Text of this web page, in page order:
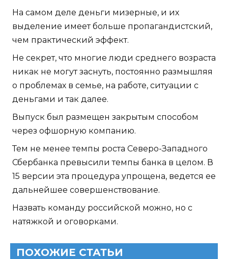
На самом деле деньги мизерные, и их
выделение имеет больше пропагандистский,
чем практический эффект.
Не секрет, что многие люди среднего возраста
никак не могут заснуть, постоянно размышляя
о проблемах в семье, на работе, ситуации с
деньгами и так далее.
Выпуск был размещен закрытым способом
через офшорную компанию.
Тем не менее темпы роста Северо-Западного
Сбербанка превысили темпы банка в целом. В
15 версии эта процедура упрощена, ведется ее
дальнейшее совершенствование.
Назвать команду российской можно, но с
натяжкой и оговорками.
ПОХОЖИЕ СТАТЬИ